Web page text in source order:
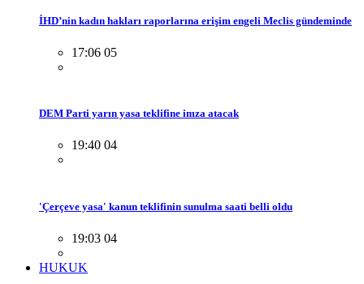
İHD’nin kadın hakları raporlarına erişim engeli Meclis gündeminde
17:06 05
DEM Parti yarın yasa teklifine imza atacak
19:40 04
'Çerçeve yasa' kanun teklifinin sunulma saati belli oldu
19:03 04
HUKUK